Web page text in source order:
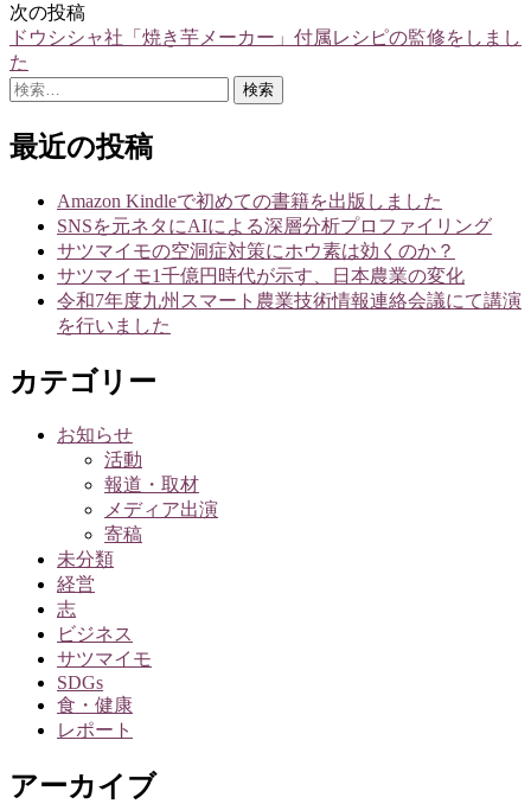
ナ
ビ
ゲ
ー
次の投稿
ドウシシャ社「焼き芋メーカー」付属レシピの監修をしまし
た
検
最近の投稿
Amazon Kindleで初めての書籍を出版しました
SNSを元ネタにAIによる深層分析プロファイリング
サツマイモの空洞症対策にホウ素は効くのか？
サツマイモ1千億円時代が示す、日本農業の変化
令和7年度九州スマート農業技術情報連絡会議にて講演
を行いました
カテゴリー
お知らせ
活動
報道・取材
メディア出演
寄稿
未分類
経営
志
ビジネス
サツマイモ
SDGs
食・健康
レポート
アーカイブ